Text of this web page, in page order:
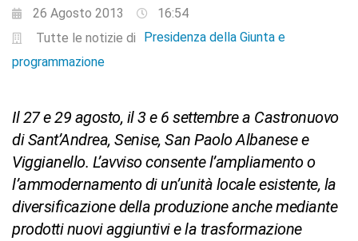
26 Agosto 2013
16:54
Tutte le notizie di
Presidenza della Giunta e
programmazione
Il 27 e 29 agosto, il 3 e 6 settembre a Castronuovo
di Sant’Andrea, Senise, San Paolo Albanese e
Viggianello. L’avviso consente l’ampliamento o
l’ammodernamento di un’unità locale esistente, la
diversificazione della produzione anche mediante
prodotti nuovi aggiuntivi e la trasformazione